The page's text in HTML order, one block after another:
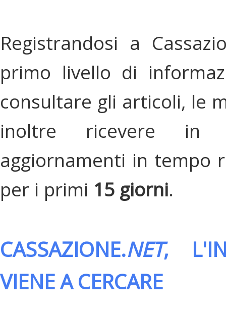
Registrandosi a
primo livello di
consultare gli articoli, le
inoltre ricevere in
aggiornamenti in tempo
per i primi 15 giorni.
CASSAZIONE.NET,
VIENE A CERCARE